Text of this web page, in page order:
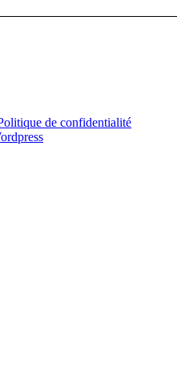
de confidentialité